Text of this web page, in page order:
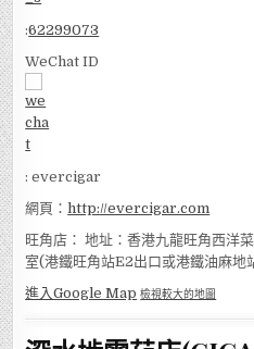
:62299073
WeChat ID
: evercigar
網頁：http://evercigar.com
旺角店： 地址：香港九龍旺角西洋
室(港鐵旺角站E2出口或港鐵油麻地
進入Google Map 檢視較大的地圖